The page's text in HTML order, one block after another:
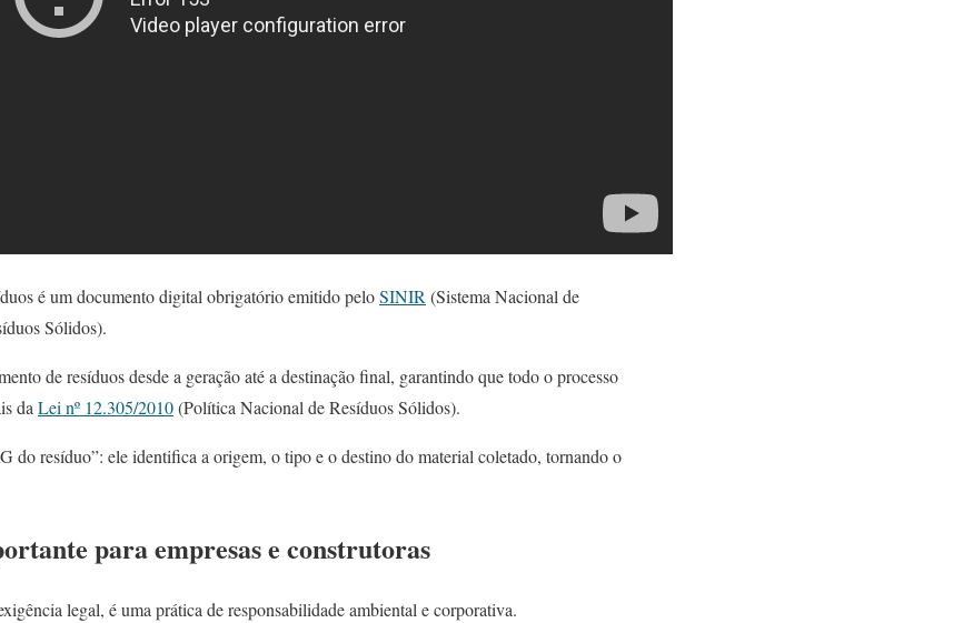
é um documento digital obrigatório emitido peloSINIR(Sistema Nacional de
Sólidos).
de resíduos desde a geração até a destinação final, garantindo que todo o processo
daLei nº 12.305/2010(Política Nacional de Resíduos Sólidos).
do resíduo”: ele identifica a origem, o tipo e o destino do material coletado, tornando o
para empresas e construtoras
legal, é uma prática de responsabilidade ambiental e corporativa.